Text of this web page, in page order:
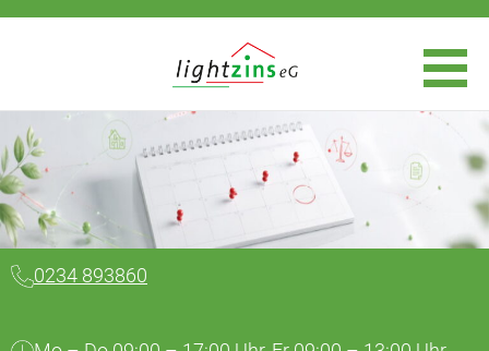
0234 893860